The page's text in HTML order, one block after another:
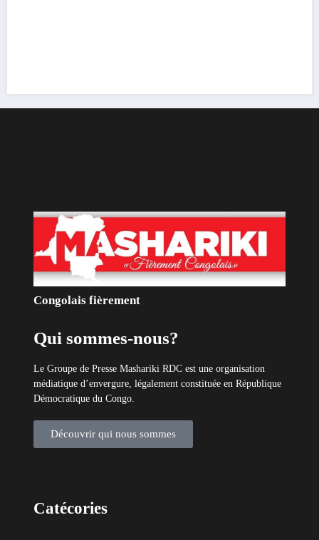
Le Groupe de Presse Mashariki RDC est une organisation
médiatique d’envergure, légalement constituée en République
Catécories
Info À la Une